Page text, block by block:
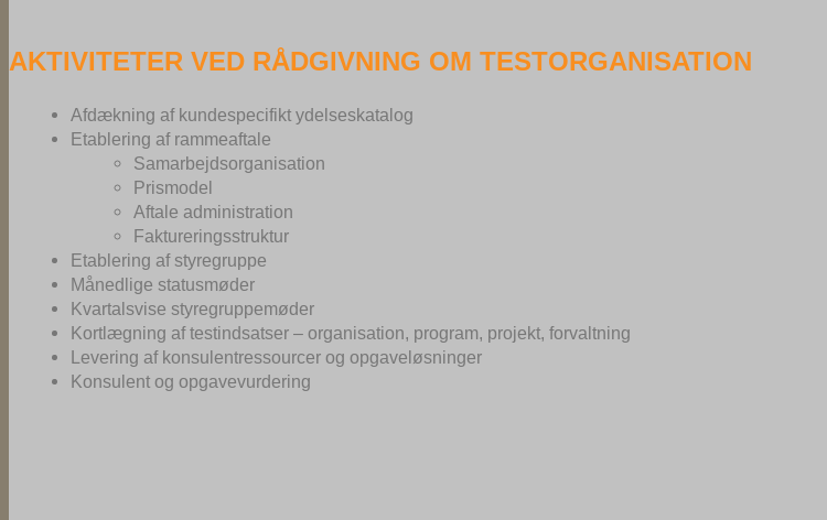
AKTIVITETER VED RÅDGIVNING OM TESTORGANISATION
Afdækning af kundespecifikt ydelseskatalog
Etablering af rammeaftale
Samarbejdsorganisation
Prismodel
Aftale administration
Faktureringsstruktur
Etablering af styregruppe
Månedlige statusmøder
Kvartalsvise styregruppemøder
Kortlægning af testindsatser – organisation, program, projekt, forvaltning
Levering af konsulentressourcer og opgaveløsninger
Konsulent og opgavevurdering